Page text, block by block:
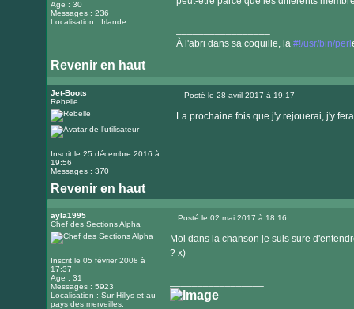
Age : 30
Messages : 236
Localisation : Irlande
À l'abri dans sa coquille, la #!/usr/bin/perl
Revenir en haut
le
internet
Jet-Boots
Rebelle
Inscrit le 25 décembre 2016 à
19:56
Messages : 370
Posté le 28 avril 2017 à 19:17
La prochaine fois que j'y rejouerai, j'y
Revenir en haut
ayla1995
Chef des Sections Alpha
Inscrit le 05 février 2008 à
17:37
Age : 31
Messages : 5923
Localisation : Sur Hillys et au
pays des merveilles.
Posté le 02 mai 2017 à 18:16
Moi dans la chanson je suis sure
? x)